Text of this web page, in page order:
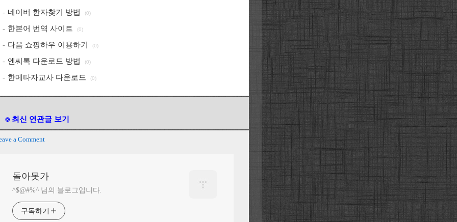
네이버 한자찾기 방법 (0)
한본어 번역 사이트 (0)
다음 쇼핑하우 이용하기 (0)
엔씨톡 다운로드 방법 (0)
한메타자교사 다운로드 (0)
⌾ 최신 연관글 보기
a Comment
돌아못가
^$@#%^ 님의 블로그입니다.
구독하기